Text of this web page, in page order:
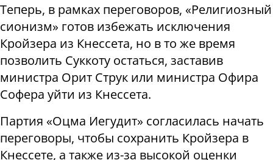
Теперь, в рамках переговоров, «Религиозный
сионизм» готов избежать исключения
Кройзера из Кнессета, но в то же время
позволить Суккоту остаться, заставив
министра Орит Струк или министра Офира
Софера уйти из Кнессета.
Партия «Оцма Иегудит» согласилась начать
переговоры, чтобы сохранить Кройзера в
Кнессете, а также из-за высокой оценки